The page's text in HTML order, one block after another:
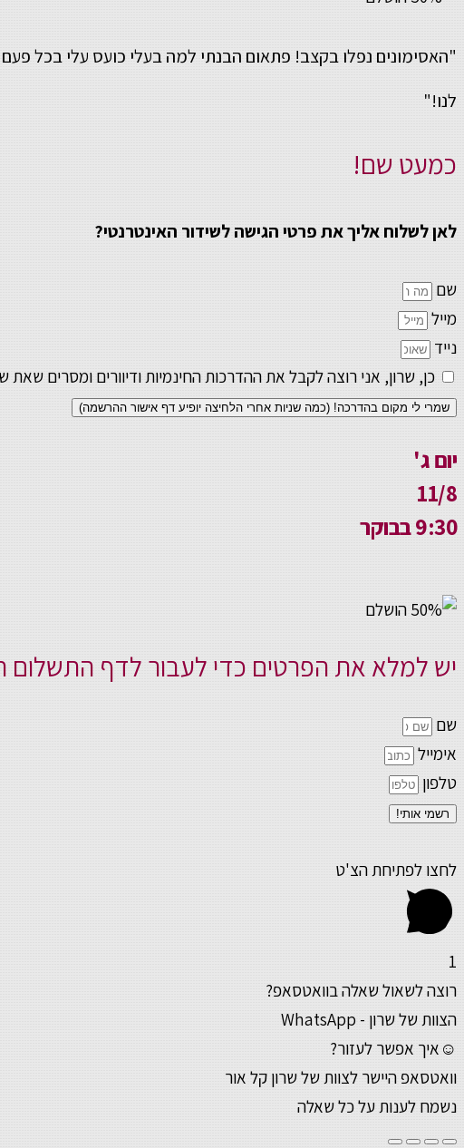
"האסימונים נפלו בקצב! פתאום הבנתי למה בעלי כועס עלי בכל
לנו!"
כמעט שם!
לאן לשלוח אליך את פרטי הגישה לשידור האינטרנטי?
שם
מייל
נייד
כן, שרון, אני רוצה לקבל את ההדרכות החינמיות ודיוורים ומסרים
שמרי לי מקום בהדרכה! (כמה שניות אחרי הלחיצה יופיע דף אישור ההרשמה)
יום ג'
11/8
9:30 בבוקר
יש למלא את הפרטים כדי לעבור לדף התשלום
שם
אימייל
טלפון
רשמי אותי!
לחצו לפתיחת הצ'ט
1
רוצה לשאול שאלה בוואטסאפ?
הצוות של שרון - WhatsApp
☺איך אפשר לעזור?
וואטסאפ היישר לצוות של שרון קל אור
נשמח לענות על כל שאלה